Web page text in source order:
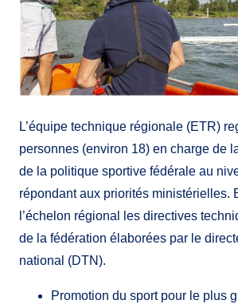
L’équipe technique régionale (ETR)
personnes (environ 18) en charge de
de la politique sportive fédérale au
répondant aux priorités ministérielles.
l’échelon régional les directives
de la fédération élaborées par le
national (DTN).
Promotion du sport pour le plus